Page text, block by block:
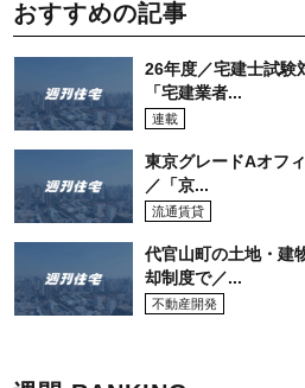
おすすめの記事
26年度／宅建士試
「宅建業者...
連載
東京グレードAオフ
／「京...
流通賃貸
代官山町の土地・建
却制度で／...
不動産開発